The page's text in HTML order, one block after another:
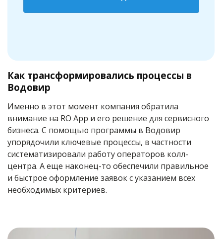
Как трансформировались процессы в
Водовир
Именно в этот момент компания обратила
внимание на RO App и его решение для сервисного
бизнеса. С помощью программы в Водовир
упорядочили ключевые процессы, в частности
систематизировали работу операторов колл-
центра. А еще наконец-то обеспечили правильное
и быстрое оформление заявок с указанием всех
необходимых критериев.